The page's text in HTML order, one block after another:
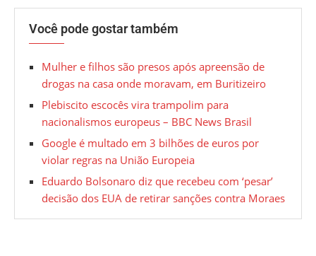
Você pode gostar também
Mulher e filhos são presos após apreensão de
drogas na casa onde moravam, em Buritizeiro
Plebiscito escocês vira trampolim para
nacionalismos europeus – BBC News Brasil
Google é multado em 3 bilhões de euros por
violar regras na União Europeia
Eduardo Bolsonaro diz que recebeu com ‘pesar’
decisão dos EUA de retirar sanções contra Moraes